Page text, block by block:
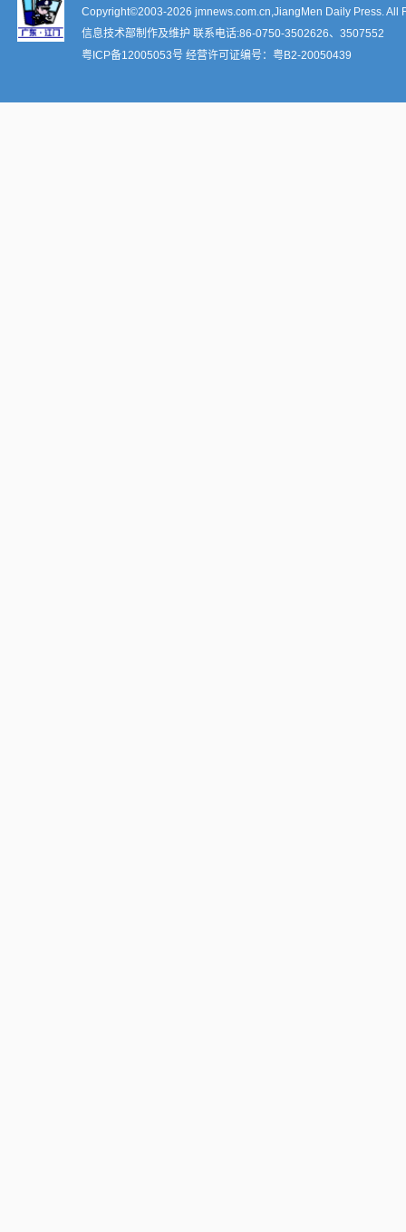
Copyright©2003-2026 jmnews.com.cn,JiangMen Daily Press. All
信息技术部制作及维护 联系电话:86-0750-3502626、3507552
粤ICP备12005053号 经营许可证编号： 粤B2-20050439